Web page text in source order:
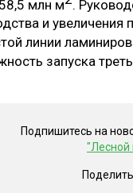
млн м .
и увеличения
линии
запуска
Подпишитесь на
"Лесной